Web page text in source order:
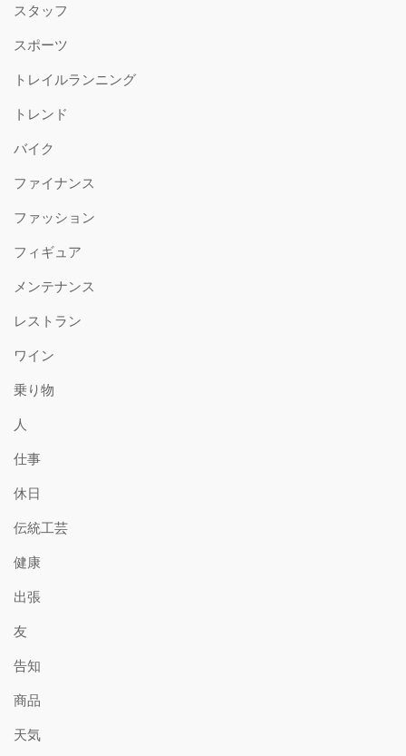
スタッフ
スポーツ
トレイルランニング
トレンド
バイク
ファイナンス
ファッション
フィギュア
メンテナンス
レストラン
ワイン
乗り物
人
仕事
休日
伝統工芸
健康
出張
友
告知
商品
天気